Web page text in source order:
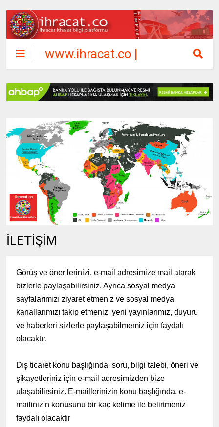
www.ihracat.co |
ihracat ithalat
bilgi platformu
İLETİŞİM
Görüş ve önerilerinizi, e-mail adresimize mail atarak
bizlerle paylaşabilirsiniz. Ayrıca sosyal medya
sayfalarımızı ziyaret etmeniz ve sosyal medya
kanallarımızı takip etmeniz, yeni yayınlarımız, duyuru
ve haberleri sizlerle paylaşabilmemiz için faydalı
olacaktır.
Dış ticaret konu başlığında, soru, bilgi talebi, öneri ve
şikayetleriniz için e-mail adresimizden bize
ulaşabilirsiniz. E-maillerinizin konu başlığında, e-
mailinizin konusunu bir kaç kelime ile belirtmeniz
faydalı olacaktır